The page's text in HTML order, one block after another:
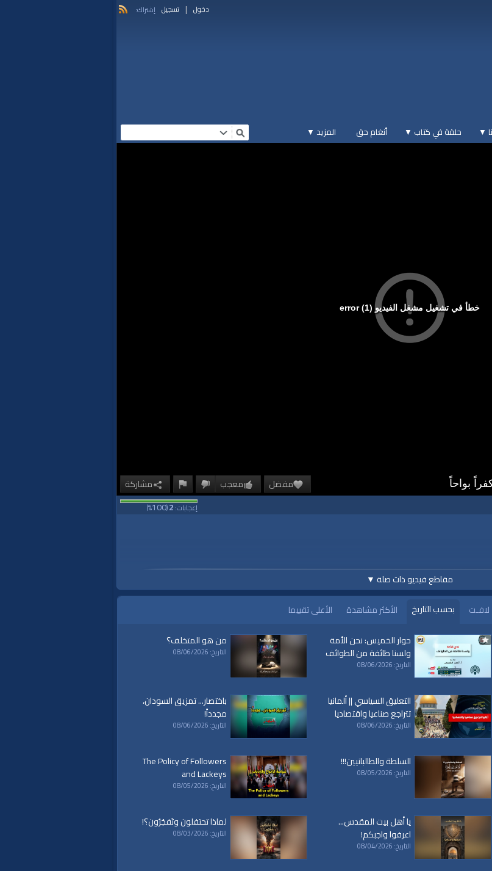
دخول | تسجيل إشتراك:
▼ حلقة في كتاب ▼ أنغام حق المزيد ▼
خطأ في تشغيل مشغل الفيديو (1) error
مفضل معجب مشاركة
إعجابات:2
(
100
%)
الأقصى،|بيت|المقدس، حزب التحرير، الخلافة |
al waqiah
|
al waqiaa
|
al waqia سياسة حكم
|التغيير النهضة|إقتصاد| طريق النجاح how to
|
economy
|
politics
islam
مقاطع فيديو ذات صلة ▼
لافـت بحسب التاريخ الأكثر مشاهدة
الأعلى تقييما
حوار الخميس: نحن الأمة
ولسنا طائفة من الطوائف
التاريخ: 08/06/2026
من هو المتخلف؟
التاريخ: 08/06/2026
التعليق السياسي || ألمانيا
تتراجع صناعيا واقتصاديا
التاريخ: 08/06/2026
باختصار... تمزيق السودان،
مجدداً!
التاريخ: 08/06/2026
السلطة والطالبانيين!!!
التاريخ: 08/05/2026
The Policy of Followers
and Lackeys
التاريخ: 08/05/2026
يا أهل بيت المقدس...
اعرفوا واجبكم!
التاريخ: 08/04/2026
لماذا تحتفلون وتَفجُرُون؟!
التاريخ: 08/03/2026